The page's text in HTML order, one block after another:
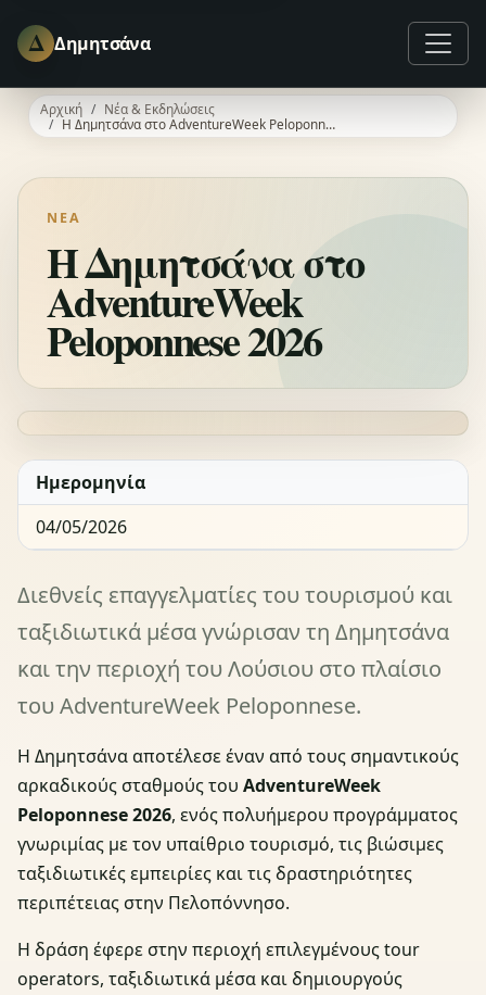
Δ Δημητσάνα
Αρχική
Νέα & Εκδηλώσεις
Η Δημητσάνα στο AdventureWeek Peloponnese 2026
ΝΈΑ
Η Δημητσάνα στο
AdventureWeek
Peloponnese 2026
Ημερομηνία
04/05/2026
Διεθνείς επαγγελματίες του τουρισμού και
ταξιδιωτικά μέσα γνώρισαν τη Δημητσάνα
και την περιοχή του Λούσιου στο πλαίσιο
του AdventureWeek Peloponnese.
Η Δημητσάνα αποτέλεσε έναν από τους σημαντικούς
αρκαδικούς σταθμούς του AdventureWeek
Peloponnese 2026, ενός πολυήμερου προγράμματος
γνωριμίας με τον υπαίθριο τουρισμό, τις βιώσιμες
ταξιδιωτικές εμπειρίες και τις δραστηριότητες
περιπέτειας στην Πελοπόννησο.
Η δράση έφερε στην περιοχή επιλεγμένους tour
operators, ταξιδιωτικά μέσα και δημιουργούς